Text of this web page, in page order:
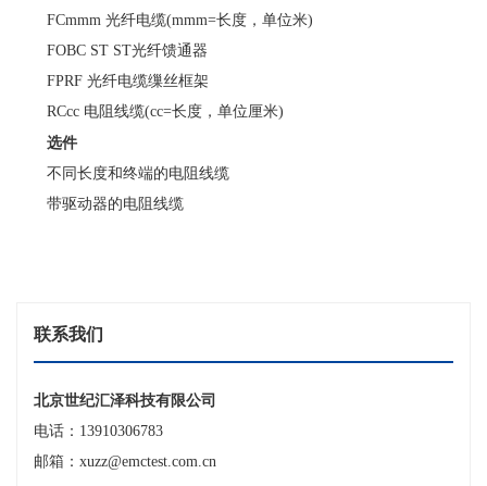
FCmmm 光纤电缆(mmm=长度，单位米)
FOBC ST ST光纤馈通器
FPRF 光纤电缆缫丝框架
RCcc 电阻线缆(cc=长度，单位厘米)
选件
不同长度和终端的电阻线缆
带驱动器的电阻线缆
联系我们
北京世纪汇泽科技有限公司
电话：13910306783
邮箱：xuzz@emctest.com.cn